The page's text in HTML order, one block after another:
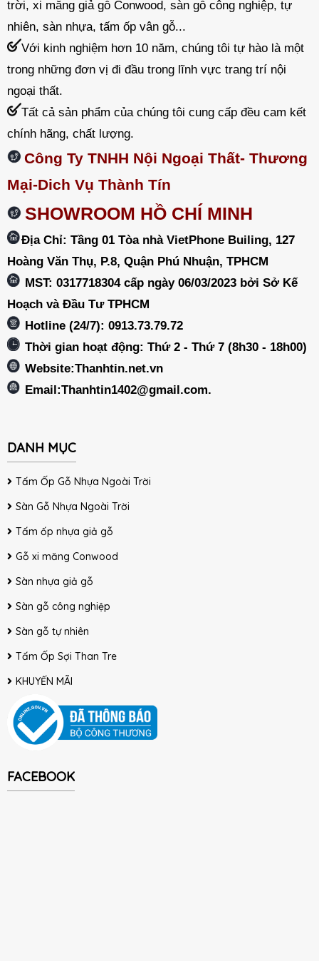
trời, xi măng giả gỗ Conwood, sàn gỗ công nghiệp, tự
nhiên, sàn nhựa, tấm ốp vân gỗ...
Với kinh nghiệm hơn 10 năm, chúng tôi tự hào là một
trong những đơn vị đi đầu trong lĩnh vực trang trí nội
ngoại thất.
Tất cả sản phẩm của chúng tôi cung cấp đều cam kết
chính hãng, chất lượng.
Công Ty TNHH Nội Ngoại Thất- Thương
Mại-Dich Vụ Thành Tín
SHOWROOM HỒ CHÍ MINH
Địa Chỉ: Tầng 01 Tòa nhà VietPhone Builing, 127
Hoàng Văn Thụ, P.8, Quận Phú Nhuận, TPHCM
MST: 0317718304 cấp ngày 06/03/2023 bởi Sở Kế
Hoạch và Đầu Tư TPHCM
Hotline (24/7): 0913.73.79.72
Thời gian hoạt động: Thứ 2 - Thứ 7 (8h30 - 18h00)
Website:Thanhtin.net.vn
Email:Thanhtin1402@gmail.com.
DANH MỤC
Tấm Ốp Gỗ Nhựa Ngoài Trời
Sàn Gỗ Nhựa Ngoài Trời
Tấm ốp nhựa giả gỗ
Gỗ xi măng Conwood
Sàn nhựa giả gỗ
Sàn gỗ công nghiệp
Sàn gỗ tự nhiên
Tấm Ốp Sợi Than Tre
KHUYẾN MÃI
FACEBOOK